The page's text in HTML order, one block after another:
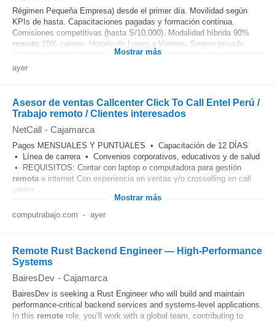
Régimen Pequeña Empresa) desde el primer día. Movilidad según
KPIs de hasta. Capacitaciones pagadas y formación continua.
Comisiones competitivas (hasta S/10,000). Modalidad híbrida 90%
remoto 10% campo. Horario de Lunes a Viernes. Seguro privado...
Mostrar más
ayer
Asesor de ventas Callcenter Click To Call Entel Perú /
Trabajo remoto / Clientes interesados
NetCall - Cajamarca
Pagos MENSUALES Y PUNTUALES • Capacitación de 12 DÍAS
• Línea de carrera • Convenios corporativos, educativos y de salud
• REQUISITOS: Contar con laptop o computadora para gestión
remota e internet Con experiencia en ventas y/o crosselling en call
center...
Mostrar más
computrabajo.com - ayer
Remote Rust Backend Engineer — High-Performance
Systems
BairesDev - Cajamarca
BairesDev is seeking a Rust Engineer who will build and maintain
performance-critical backend services and systems-level applications.
In this remote role, you’ll work with a global team, contributing to